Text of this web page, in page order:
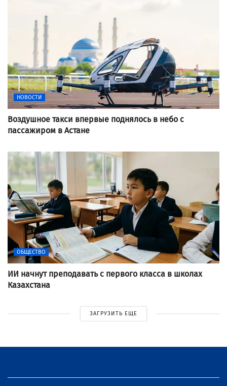
НОВОСТИ
Воздушное такси впервые поднялось в небо с
пассажиром в Астане
ОБЩЕСТВО
ИИ начнут преподавать с первого класса в школах
Казахстана
ЗАГРУЗИТЬ ЕЩЕ